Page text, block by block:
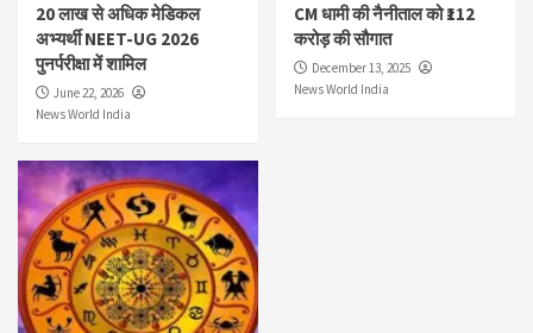
20 लाख से अधिक मेडिकल
अभ्यर्थी NEET-UG 2026
पुनर्परीक्षा में शामिल
June 22, 2026
News World India
CM धामी की नैनीताल को ₹112
करोड़ की सौगात
December 13, 2025
News World India